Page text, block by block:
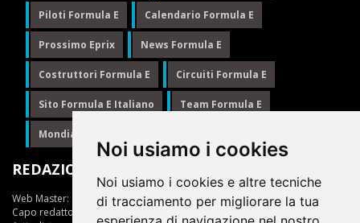
Noi usiamo i cookies
Noi usiamo i cookies e altre tecniche
di tracciamento per migliorare la tua
Piloti Formula E Calendario Formula E
Prossimo Eprix News Formula E
Costruttori Formula E Circuiti Formula E
Sito Formula E Italiano Team Formula E
Mondiale Formula E
REDAZIONE
Web Master:
Ing.Daniele Muscarella
Capo redattore: